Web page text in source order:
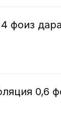
фоиз
0,6